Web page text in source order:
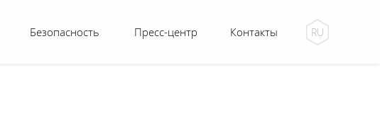
RU
Безопасность Пресс-центр Контакты